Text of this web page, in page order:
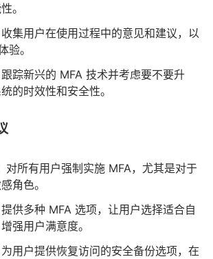
。
收集用户在使用过程中的意见和建议，以
验。
跟踪新兴的 MFA 技术并考虑要不要升
的时效性和安全性。
对所有用户强制实施 MFA，尤其是对于
角色。
提供多种 MFA 选项，让用户选择适合自
强用户满意度。
用户提供恢复访问的安全备份选项，在